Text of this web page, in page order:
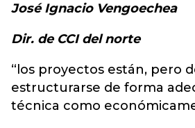
José Ignacio Vengoechea
Dir. de CCI del norte
“los proyectos están, pero
estructurarse de forma
técnica como